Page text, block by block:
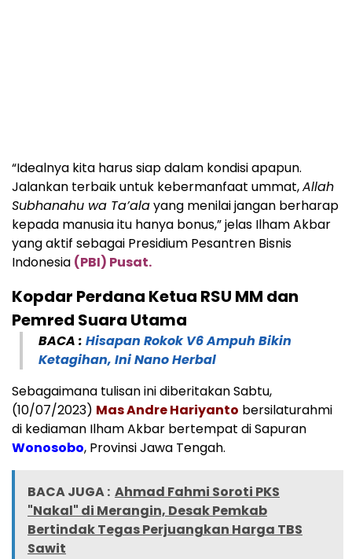
“Idealnya kita harus siap dalam kondisi apapun.
Jalankan terbaik untuk kebermanfaat ummat,Allah
Subhanahu wa Ta’alayang menilai jangan berharap
kepada manusia itu hanya bonus,” jelas Ilham Akbar
yang aktif sebagai Presidium Pesantren Bisnis
Indonesia (PBI) Pusat.
Kopdar Perdana Ketua RSU MM dan
Pemred Suara Utama
BACA : Hisapan Rokok V6 Ampuh Bikin
Ketagihan, Ini Nano Herbal
Sebagaimana tulisan ini diberitakan Sabtu,
(10/07/2023) Mas Andre Hariyanto bersilaturahmi
di kediaman Ilham Akbar bertempat di Sapuran
Wonosobo, Provinsi Jawa Tengah.
BACA JUGA : Ahmad Fahmi Soroti PKS
"Nakal" di Merangin, Desak Pemkab
Bertindak Tegas Perjuangkan Harga TBS
Sawit